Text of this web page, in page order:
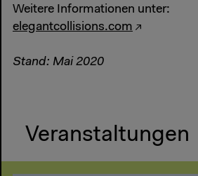
Weitere Informationen unter:
elegantcollisions.com
Stand: Mai 2020
Veranstaltungen